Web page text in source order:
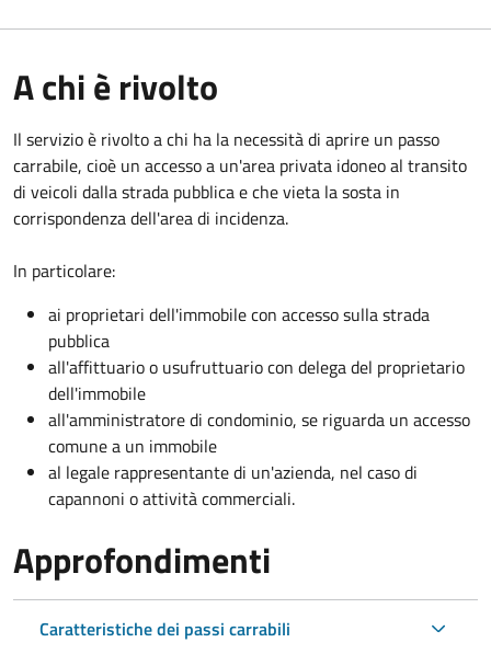
A chi è rivolto
Il servizio è rivolto a chi ha la necessità di aprire un passo
carrabile, cioè un accesso a un'area privata idoneo al transito
di veicoli dalla strada pubblica e che vieta la sosta in
corrispondenza dell'area di incidenza.
In particolare:
ai proprietari dell'immobile con accesso sulla strada
pubblica
all'affittuario o usufruttuario con delega del proprietario
dell'immobile
all'amministratore di condominio, se riguarda un accesso
comune a un immobile
al legale rappresentante di un'azienda, nel caso di
capannoni o attività commerciali.
Approfondimenti
Caratteristiche dei passi carrabili